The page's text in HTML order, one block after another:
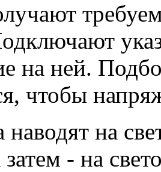
на ней.
чтобы
наводят на
затем - на